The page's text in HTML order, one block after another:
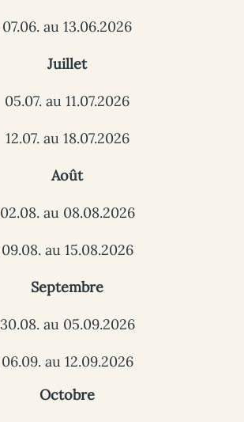
07.06. au 13.06.2026
Juillet
05.07. au 11.07.2026
12.07. au 18.07.2026
Août
02.08. au 08.08.2026
09.08. au 15.08.2026
Septembre
30.08. au 05.09.2026
06.09. au 12.09.2026
Octobre